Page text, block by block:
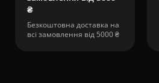
₴
Безкоштовна доставка на
всі замовлення від 5000 ₴